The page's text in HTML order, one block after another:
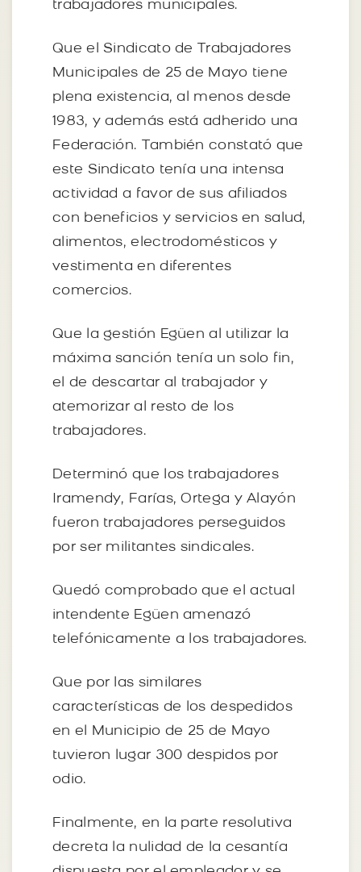
trabajadores municipales.
Que el Sindicato de Trabajadores
Municipales de 25 de Mayo tiene
plena existencia, al menos desde
1983, y además está adherido una
Federación. También constató que
este Sindicato tenía una intensa
actividad a favor de sus afiliados
con beneficios y servicios en salud,
alimentos, electrodomésticos y
vestimenta en diferentes
comercios.
Que la gestión Egüen al utilizar la
máxima sanción tenía un solo fin,
el de descartar al trabajador y
atemorizar al resto de los
trabajadores.
Determinó que los trabajadores
Iramendy, Farías, Ortega y Alayón
fueron trabajadores perseguidos
por ser militantes sindicales.
Quedó comprobado que el actual
intendente Egüen amenazó
telefónicamente a los trabajadores.
Que por las similares
características de los despedidos
en el Municipio de 25 de Mayo
tuvieron lugar 300 despidos por
odio.
Finalmente, en la parte resolutiva
decreta la nulidad de la cesantía